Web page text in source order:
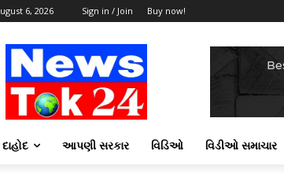
6, 2026 Sign in / Join Buy now!
દાહોદ આપણી સરકાર વિડિઓ વિડીઓ સમાચાર